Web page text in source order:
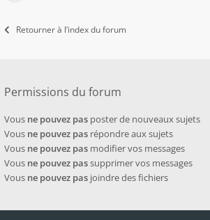
Retourner à l’index du forum
Permissions du forum
Vous ne pouvez pas poster de nouveaux sujets
Vous ne pouvez pas répondre aux sujets
Vous ne pouvez pas modifier vos messages
Vous ne pouvez passupprimer vos messages
Vous ne pouvez pas joindre des fichiers